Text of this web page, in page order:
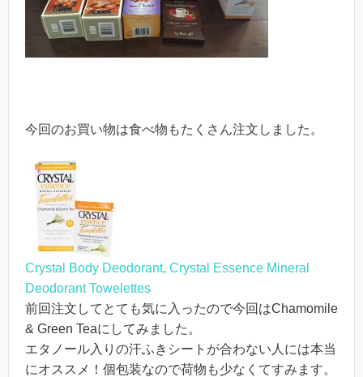
今回のお買い物は食べ物もたくさん注文しました。
Crystal Body Deodorant, Crystal Essence Mineral
Deodorant Towelettes
前回注文してとても気に入ったので今回はChamomile
& Green Teaにしてみました。
エタノール入りの汗ふきシートが合わない人には本当
にオススメ！個包装なので荷物も少なくてすみます。